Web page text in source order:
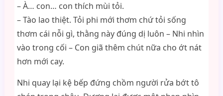
– À… con… con thích mùi tỏi.
– Tào lao thiệt. Tỏi phi mới thơm chứ tỏi sống
thơm cái nỗi gì, thằng này đúng dị luôn – Nhi nhìn
vào trong cối – Con giã thêm chút nữa cho ớt nát
hơn mới cay.
Nhi quay lại kệ bếp đứng chồm người rửa bớt tô